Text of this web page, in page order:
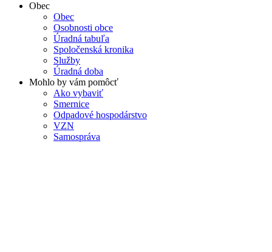
Obec
Obec
Osobnosti obce
Úradná tabuľa
Spoločenská kronika
Služby
Úradná doba
Mohlo by vám pomôcť
Ako vybaviť
Smernice
Odpadové hospodárstvo
VZN
Samospráva